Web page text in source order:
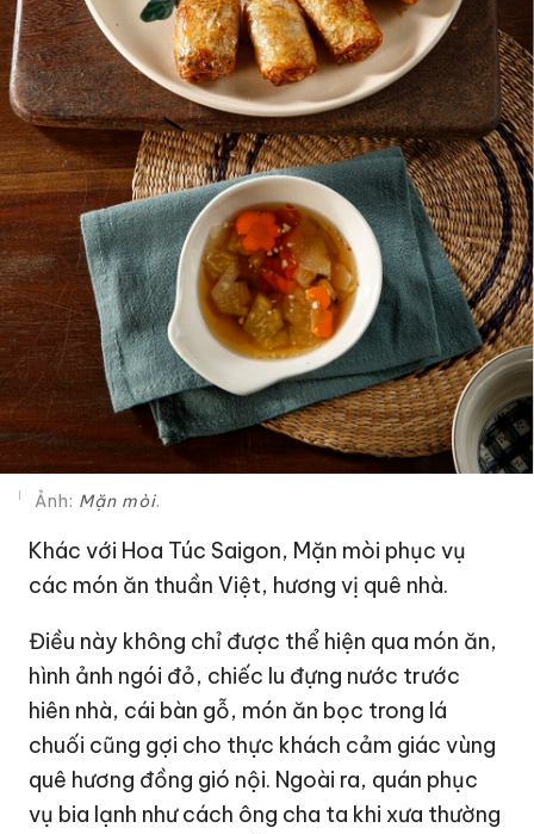
Ảnh: Mặn mòi.
Khác với Hoa Túc Saigon, Mặn mòi phục vụ
các món ăn thuần Việt, hương vị quê nhà.
Điều này không chỉ được thể hiện qua món ăn,
hình ảnh ngói đỏ, chiếc lu đựng nước trước
hiên nhà, cái bàn gỗ, món ăn bọc trong lá
chuối cũng gợi cho thực khách cảm giác vùng
quê hương đồng gió nội. Ngoài ra, quán phục
vụ bia lạnh như cách ông cha ta khi xưa thường